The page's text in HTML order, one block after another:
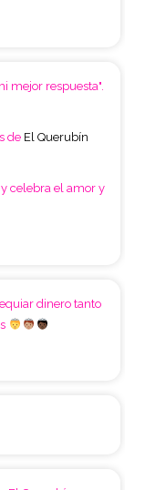
mejor respuesta".
de El Querubín
y celebra el amor y
dinero tanto